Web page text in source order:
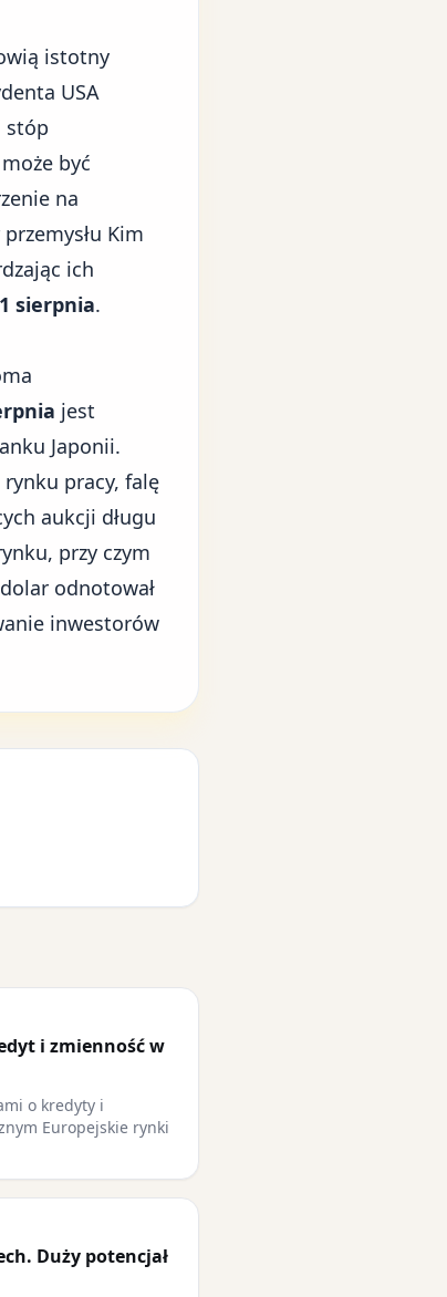
istotny
USA
stóp
być
na
Kim
ich
1 sierpnia.
jest
Japonii.
pracy, falę
aukcji długu
przy czym
odnotował
inwestorów
i zmienność w
o kredyty i
Europejskie rynki
Duży potencjał